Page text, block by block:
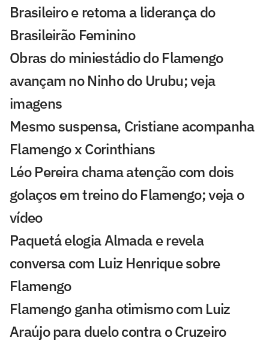
Brasileiro e retoma a liderança do
Brasileirão Feminino
Obras do miniestádio do Flamengo
avançam no Ninho do Urubu; veja
imagens
Mesmo suspensa, Cristiane acompanha
Flamengo x Corinthians
Léo Pereira chama atenção com dois
golaços em treino do Flamengo; veja o
vídeo
Paquetá elogia Almada e revela
conversa com Luiz Henrique sobre
Flamengo
Flamengo ganha otimismo com Luiz
Araújo para duelo contra o Cruzeiro